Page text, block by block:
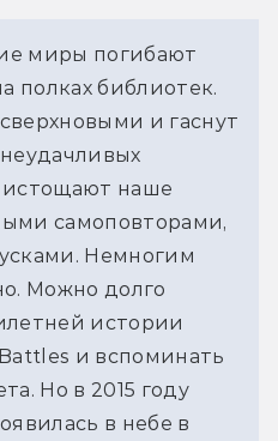
миры погибают
полках библиотек.
и гаснут
истощают наше
самоповторами,
Немногим
Можно долго
истории
и вспоминать
Но в 2015 году
в небе в